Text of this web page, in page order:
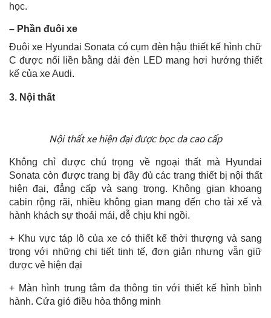
học.
– Phần đuôi xe
Đuôi xe Hyundai Sonata có cụm đèn hậu thiết kế hình chữ
C được nối liền bằng dải đèn LED mang hơi hướng thiết
kế của xe Audi.
3. Nội thất
Nội thất xe hiện đại được bọc da cao cấp
Không chỉ được chú trọng về ngoại thất mà Hyundai
Sonata còn được trang bị đầy đủ các trang thiết bị nội thất
hiện đại, đẳng cấp và sang trọng. Không gian khoang
cabin rộng rãi, nhiều không gian mang đến cho tài xế và
hành khách sự thoải mái, dễ chịu khi ngồi.
+ Khu vực táp lô của xe có thiết kế thời thượng và sang
trọng với những chi tiết tinh tế, đơn giản nhưng vẫn giữ
được vẻ hiện đại
+ Màn hình trung tâm đa thông tin với thiết kế hình bình
hành. Cửa gió điều hòa thông minh